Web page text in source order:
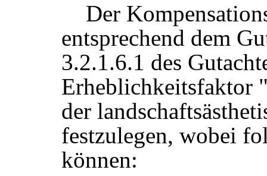
Der
entsprechend dem
3.2.1.6.1 des
Erheblichkeitsfaktor
der
festzulegen, wobei
können: